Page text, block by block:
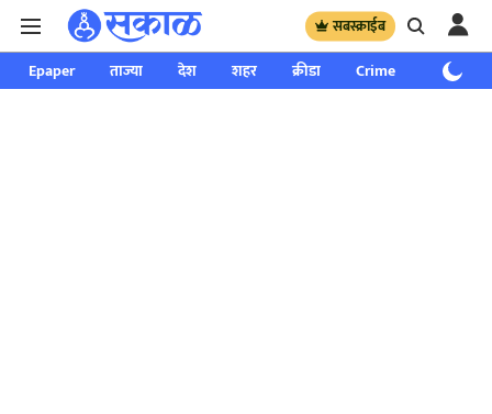
सबस्क्राईब
Epaper ताज्या देश शहर क्रीडा Crime साप्ताहिक